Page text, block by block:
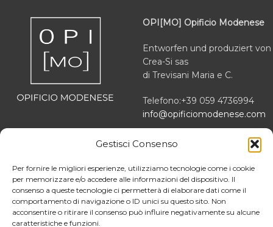
Gestisci Consenso
Per fornire le migliori esperienze, utilizziamo tecnologie come i cookie
per memorizzare e/o accedere alle informazioni del dispositivo. Il
consenso a queste tecnologie ci permetterà di elaborare dati come il
comportamento di navigazione o ID unici su questo sito. Non
acconsentire o ritirare il consenso può influire negativamente su alcune
caratteristiche e funzioni.
OPI[MO] Opificio Modenese
Entworfen und produziert von
Crea-Si sas
di Trevisani Maria e C.
Telefono:+39 059 4736994
info@opificiomodenese.com
Via Platone 10
MwSt.-Nr IT03166470363
REA MO 364503